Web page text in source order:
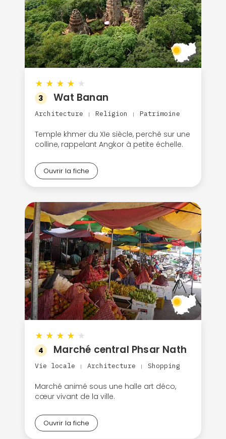
★ ★ ★ ★ ★
3 Wat Banan
Architecture | Religion | Patrimoine
Temple khmer du XIe siècle, perché sur une
colline, rappelant Angkor à petite échelle.
Ouvrir la fiche
★ ★ ★ ★ ★
4 Marché central Phsar Nath
Vie locale | Architecture | Shopping
Marché animé sous une halle art déco,
cœur vivant de la ville.
Ouvrir la fiche